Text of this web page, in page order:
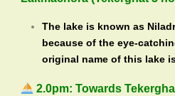
The lake is known as
because of the eye-
original name of this lake
2.0pm: Towards